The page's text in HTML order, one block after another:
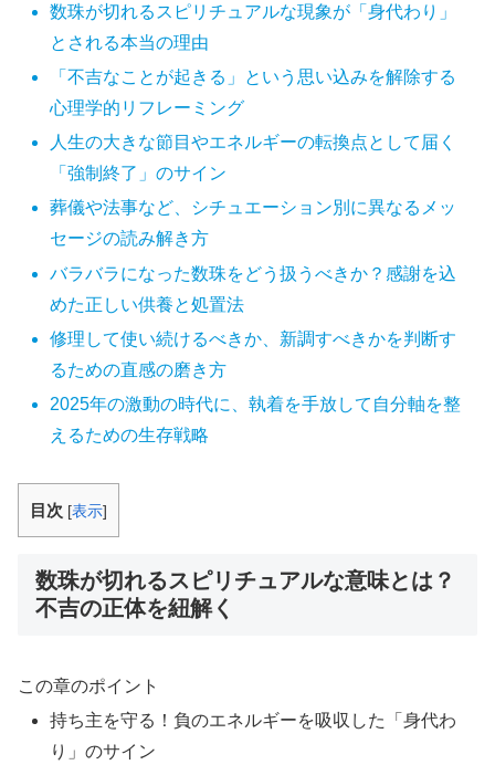
数珠が切れるスピリチュアルな現象が「身代わり」
とされる本当の理由
「不吉なことが起きる」という思い込みを解除する
心理学的リフレーミング
人生の大きな節目やエネルギーの転換点として届く
「強制終了」のサイン
葬儀や法事など、シチュエーション別に異なるメッ
セージの読み解き方
バラバラになった数珠をどう扱うべきか？感謝を込
めた正しい供養と処置法
修理して使い続けるべきか、新調すべきかを判断す
るための直感の磨き方
2025年の激動の時代に、執着を手放して自分軸を整
えるための生存戦略
目次 [表示]
数珠が切れるスピリチュアルな意味とは？
不吉の正体を紐解く
この章のポイント
持ち主を守る！負のエネルギーを吸収した「身代わ
り」のサイン